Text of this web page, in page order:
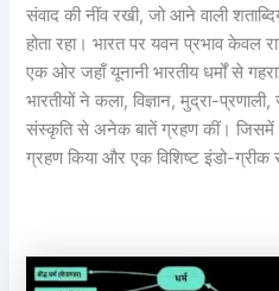
संवाद की नींव रखी, जो आने वाली
होता रहा। भारत पर यवन प्रभाव केवल
एक ओर जहाँ यूनानी भारतीय धर्मों से
भारतीयों ने कला, विज्ञान, मुद्रा-
संस्कृति से अनेक बातें ग्रहण कीं।
ग्रहण किया और एक विशिष्ट इंडो-ग्रीक